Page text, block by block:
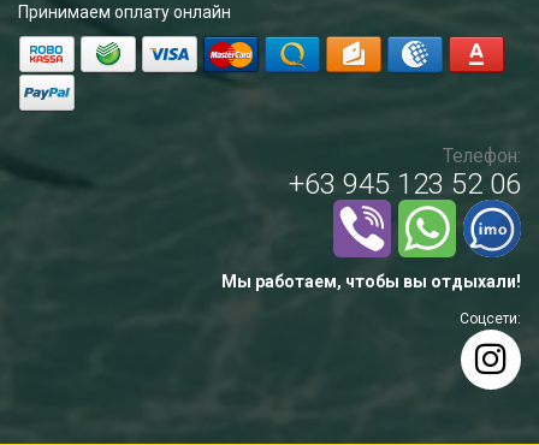
Принимаем оплату онлайн
Телефон:
+63 945 123 52 06
Мы работаем, чтобы вы отдыхали!
Соцсети: